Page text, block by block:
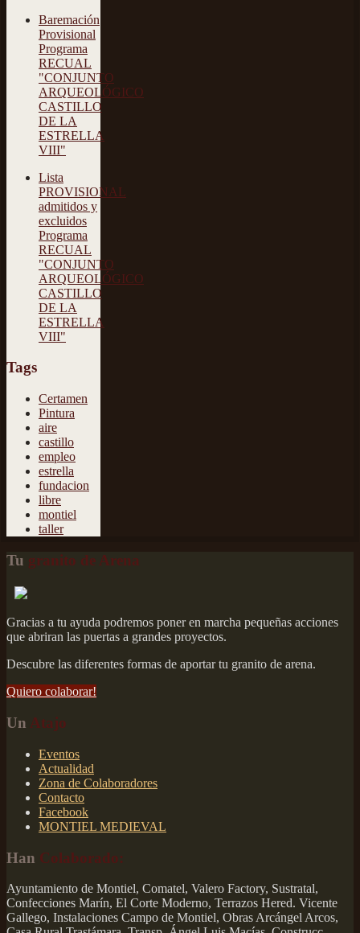
Baremación
Provisional
Programa
RECUAL
"CONJUNTO
ARQUEOLÓGICO
CASTILLO
DE LA
ESTRELLA
VIII"
Lista
PROVISIONAL
admitidos y
excluidos
Programa
RECUAL
"CONJUNTO
ARQUEOLÓGICO
CASTILLO
DE LA
ESTRELLA
VIII"
Tags
Certamen
Pintura
aire
castillo
empleo
estrella
fundacion
libre
montiel
taller
Tu granito de Arena
Gracias a tu ayuda podremos poner en marcha pequeñas acciones
que abriran las puertas a grandes proyectos.
Descubre las diferentes formas de aportar tu granito de arena.
Quiero colaborar!
Un Atajo
Eventos
Actualidad
Zona de Colaboradores
Contacto
Facebook
MONTIEL MEDIEVAL
Han Colaborado:
Ayuntamiento de Montiel, Comatel, Valero Factory, Sustratal,
Confecciones Marín, El Corte Moderno, Terrazos Hered. Vicente
Gallego, Instalaciones Campo de Montiel, Obras Arcángel Arcos,